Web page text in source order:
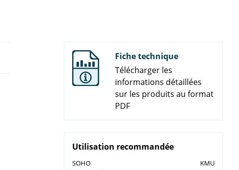
Fiche technique
Télécharger les
informations détaillées
sur les produits au format
PDF
Utilisation recommandée
SOHO KMU